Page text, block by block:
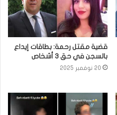
قضية مقتل رحمة: بطاقات إيداع
بالسجن في حق 3 أشخاص
20 نوفمبر 2025